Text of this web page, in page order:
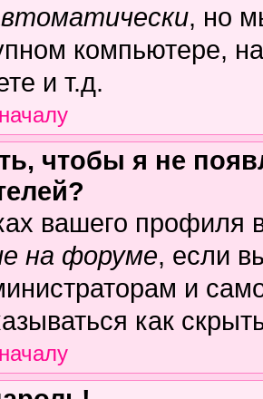
, но
компьютере,
и т.д.
чтобы я не
вашего
на форуме, если
и
как